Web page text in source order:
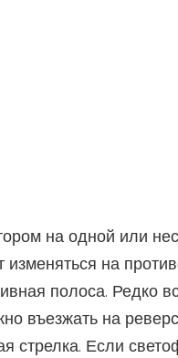
на одной или
на
полоса. Редко
въезжать на
стрелка. Если